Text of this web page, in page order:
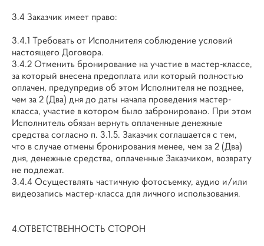
3.4 Заказчик имеет право:
3.4.1 Требовать от Исполнителя соблюдение условий
настоящего Договора.
3.4.2 Отменить бронирование на участие в мастер-классе,
за который внесена предоплата или который полностью
оплачен, предупредив об этом Исполнителя не позднее,
чем за 2 (Два) дня до даты начала проведения мастер-
класса, участие в котором было забронировано. При этом
Исполнитель обязан вернуть оплаченные денежные
средства согласно п. 3.1.5. Заказчик соглашается с тем,
что в случае отмены бронирования менее, чем за 2 (Два)
дня, денежные средства, оплаченные Заказчиком, возврату
не подлежат.
3.4.4 Осуществлять частичную фотосъемку, аудио и/или
видеозапись мастер-класса для личного использования.
4.ОТВЕТСТВЕННОСТЬ СТОРОН